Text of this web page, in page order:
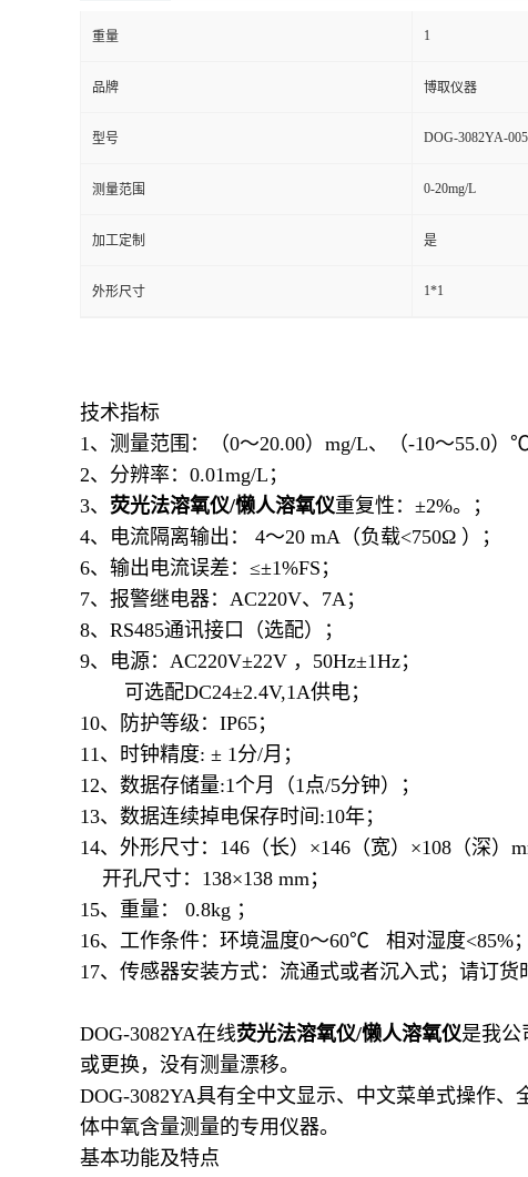
重量 1
品牌 博取仪器
型号 DOG-3082YA-005
测量范围 0-20mg/L
加工定制 是
外形尺寸 1*1
技术指标
1、测量范围：（0～20.00）mg/L、（-10～55.0）
2、分辨率：0.01mg/L；
3、 荧光法溶氧仪/懒人溶氧仪重复性：±2%。；
4、电流隔离输出： 4～20 mA（负载<750Ω ）；
6、输出电流误差：≤±1%FS；
7、报警继电器：AC220V、7A；
8、RS485通讯接口（选配）；
9、电源：AC220V±22V ，50Hz±1Hz；
可选配DC24±2.4V,1A供电；
10、防护等级：IP65；
11、时钟精度: ± 1分/月；
12、数据存储量:1个月（1点/5分钟）；
13、数据连续掉电保存时间:10年；
14、外形尺寸：146（长）×146（宽）×108（深）
开孔尺寸：138×138 mm；
15、重量： 0.8kg ；
16、工作条件：环境温度0～60℃ 相对湿度<85%；
17、传感器安装方式：流通式或者沉入式；请订货
DOG-3082YA在线荧光法溶氧仪/懒人溶氧仪是我公
或更换，没有测量漂移。
DOG-3082YA具有全中文显示、中文菜单式操作
体中氧含量测量的专用仪器。
基本功能及特点